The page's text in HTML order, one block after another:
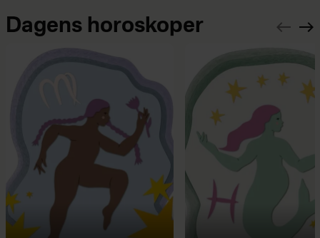
Dagens horoskoper